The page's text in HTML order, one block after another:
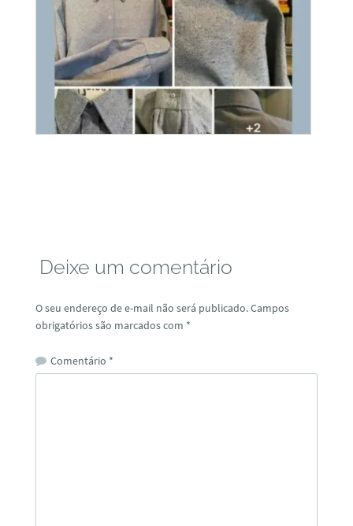
Deixe um comentário
O seu endereço de e-mail não será publicado.Campos
obrigatórios são marcados com *
Comentário *